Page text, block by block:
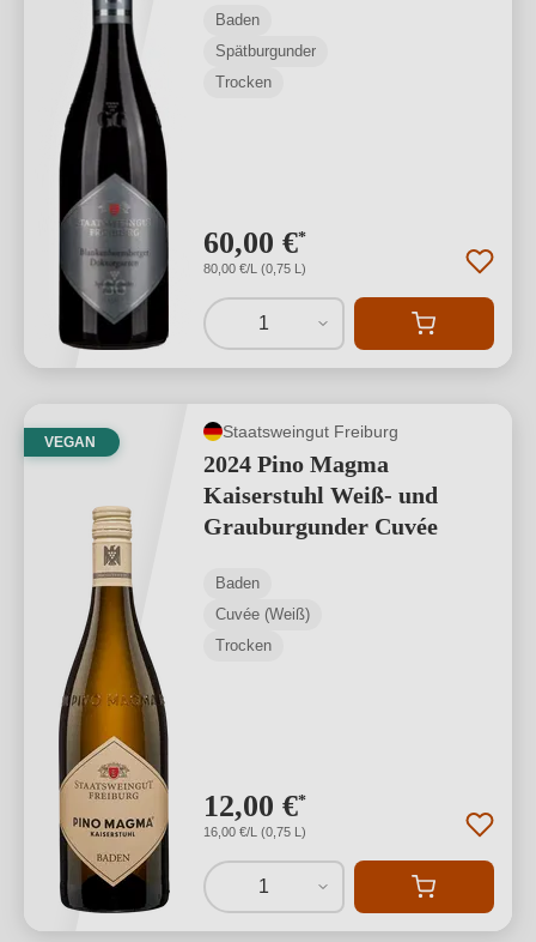
Baden
Spätburgunder
Trocken
60,00 €*
80,00 €/L (0,75 L)
1
VEGAN
Staatsweingut Freiburg
2024 Pino Magma
Kaiserstuhl Weiß- und
Grauburgunder Cuvée
Baden
Cuvée (Weiß)
Trocken
12,00 €*
16,00 €/L (0,75 L)
1